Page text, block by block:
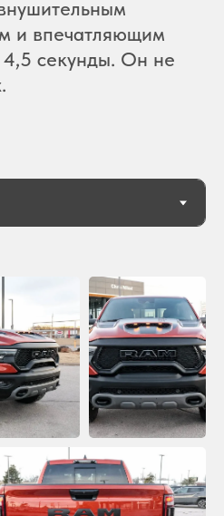
и впечатляющим
4,5 секунды. Он не